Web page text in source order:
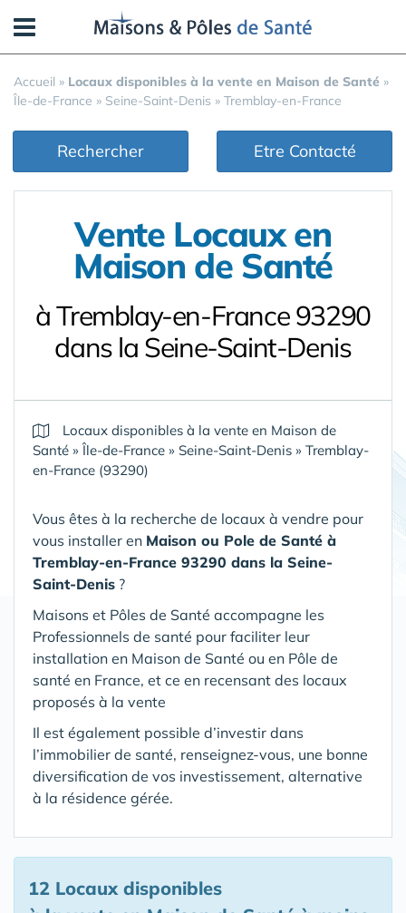
Accueil » Locaux disponibles à la vente en Maison de Santé »
Île-de-France » Seine-Saint-Denis » Tremblay-en-France
Rechercher Etre Contacté
Vente Locaux en
Maison de Santé
à Tremblay-en-France 93290
dans la Seine-Saint-Denis
Locaux disponibles à la vente en Maison de
Santé »Île-de-France » Seine-Saint-Denis » Tremblay-
en-France (93290)
Vous êtes à la recherche de locaux à vendre pour
vous installer en Maison ou Pole de Santé à
Tremblay-en-France 93290 dans la Seine-
Saint-Denis ?
Maisons et Pôles de Santé accompagne les
Professionnels de santé pour faciliter leur
installation en Maison de Santé ou en Pôle de
santé en France, et ce en recensant des locaux
proposés à la vente
Il est également possible d’investir dans
l’immobilier de santé, renseignez-vous, une bonne
diversification de vos investissement, alternative
à la résidence gérée.
12 Locaux disponibles
Panneau de gestion des cookies